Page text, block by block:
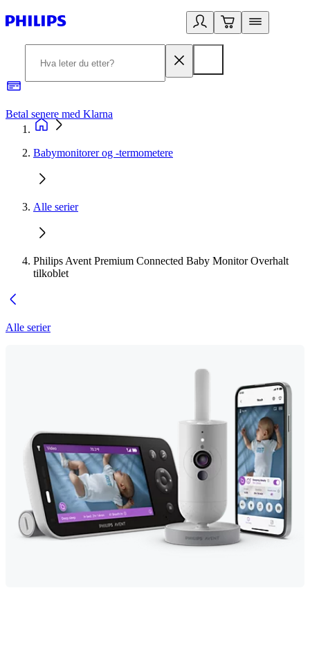
Betal senere med Klarna
Babymonitorer og -termometere
Alle serier
Philips Avent Premium Connected Baby Monitor Overhalt
tilkoblet
Alle serier